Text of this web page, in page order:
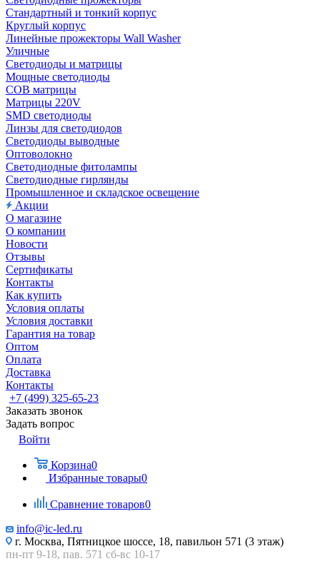
Стандартный и тонкий корпус
Круглый корпус
Линейные прожекторы Wall Washer
Уличные
Светодиоды и матрицы
Мощные светодиоды
COB матрицы
Матрицы 220V
SMD светодиоды
Линзы для светодиодов
Светодиоды выводные
Оптоволокно
Светодиодные фитолампы
Светодиодные гирлянды
Промышленное и складское освещение
Акции
О магазине
О компании
Новости
Отзывы
Сертификаты
Контакты
Как купить
Условия оплаты
Условия доставки
Гарантия на товар
Оптом
Оплата
Доставка
Контакты
+7 (499) 325-65-23
Заказать звонок
Задать вопрос
Войти
Корзина0
Избранные товары0
Сравнение товаров0
info@ic-led.ru
г. Москва, Пятницкое шоссе, 18, павильон 571 (3 этаж)
пн-пт 9-18, пав. 571 сб-вс 10-17